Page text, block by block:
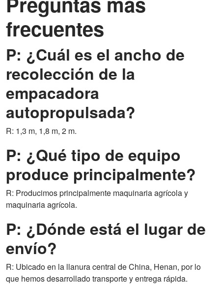
frecuentes
P: ¿Cuál es el ancho de
recolección de la
empacadora
autopropulsada?
R: 1,3 m, 1,8 m, 2 m.
P: ¿Qué tipo de equipo
produce principalmente?
R: Producimos principalmente maquinaria agrícola y
maquinaria agrícola.
P: ¿Dónde está el lugar de
envío?
R: Ubicado en la llanura central de China, Henan, por lo
que hemos desarrollado transporte y entrega rápida.